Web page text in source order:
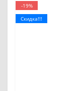
-19%
Скидка!!!